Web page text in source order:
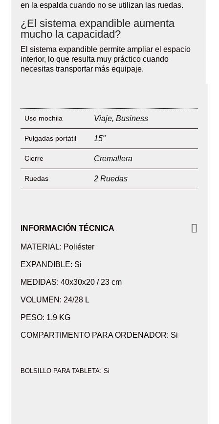
en la espalda cuando no se utilizan las ruedas.
¿El sistema expandible aumenta
mucho la capacidad?
El sistema expandible permite ampliar el espacio
interior, lo que resulta muy práctico cuando
necesitas transportar más equipaje.
Uso mochila Viaje,Business
Pulgadas portátil 15"
Cierre Cremallera
Ruedas 2 Ruedas
INFORMACIÓN TÉCNICA
MATERIAL: Poliéster
EXPANDIBLE: Si
MEDIDAS: 40x30x20 / 23 cm
VOLUMEN: 24/28 L
PESO: 1.9 KG
COMPARTIMENTO PARA ORDENADOR: Si
BOLSILLO PARA TABLETA: Si